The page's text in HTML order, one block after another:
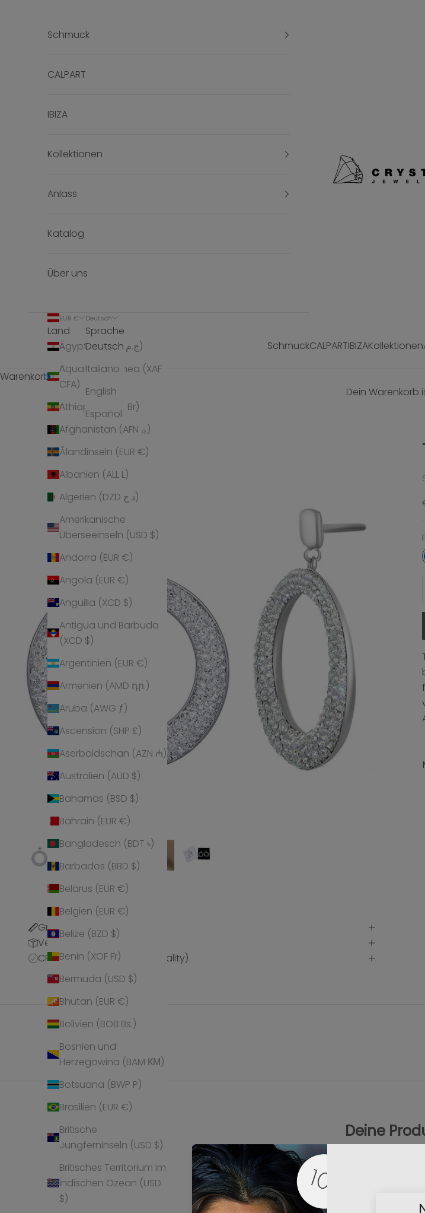
crystalpjewelry
SchmuckCALPARTIBIZAKollektionen
Schmuck
CALPART
IBIZA
Kollektionen
Anlass
Katalog
Über uns
EUR €
Land
Ägypten (EGP ج.م)
Äquatorialguinea (XAF
CFA)
Äthiopien (ETB Br)
Afghanistan (AFN ؋)
Ålandinseln (EUR €)
Albanien (ALL L)
Algerien (DZD د.ج)
Amerikanische
Überseeinseln (USD $)
Andorra (EUR €)
Angola (EUR €)
Anguilla (XCD $)
Antigua und Barbuda
(XCD $)
Argentinien (EUR €)
Armenien (AMD դր.)
Aruba (AWG ƒ)
Ascension (SHP £)
Aserbaidschan (AZN ₼)
Australien (AUD $)
Bahamas (BSD $)
Bahrain (EUR €)
Bangladesch (BDT ৳)
Barbados (BBD $)
Belarus (EUR €)
Belgien (EUR €)
Belize (BZD $)
Benin (XOF Fr)
Bermuda (USD $)
Bhutan (EUR €)
Bolivien (BOB Bs.)
Bosnien und
Herzegowina (BAM КМ)
Botsuana (BWP P)
Brasilien (EUR €)
Britische
Jungferninseln (USD $)
Britisches Territorium im
Indischen Ozean (USD
$)
Deutsch
Sprache
Deutsch
Italiano
English
Español
Warenkorb
Dein Warenkorb
Größentabelle
Versandinformationen
CPQ (CRYSTALP Premium Quality)
Deine